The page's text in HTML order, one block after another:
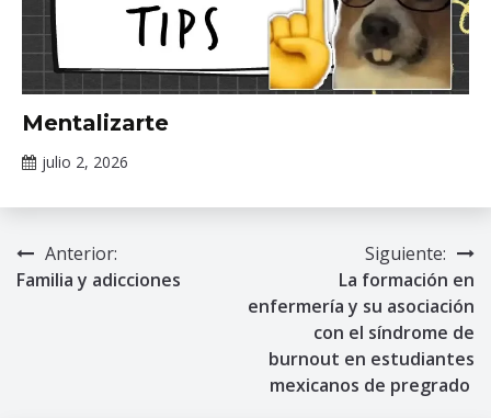
Información
de interés
Mentalizarte
julio 2, 2026
Gallardo
Navegación
Anterior:
Familia y adicciones
Siguiente:
La formación en
enfermería y su asociación
con el síndrome de
burnout en estudiantes
mexicanos de pregrado